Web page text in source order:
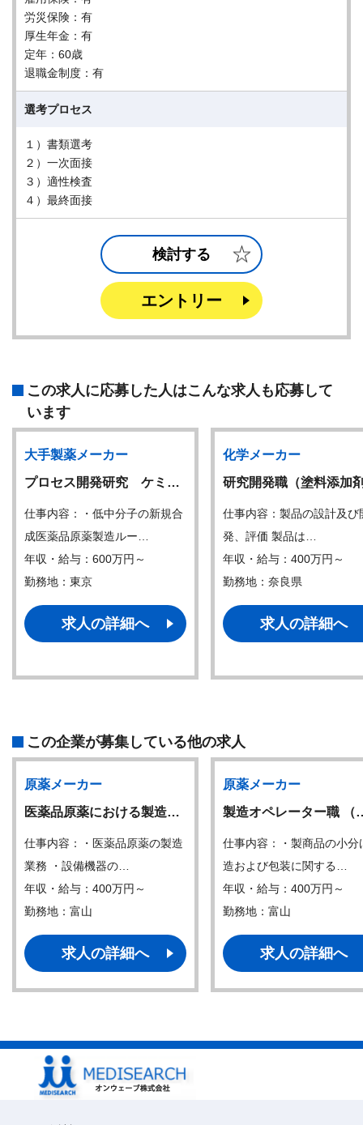
労災保険：有
厚生年金：有
定年：60歳
退職金制度：有
選考プロセス
１）書類選考
２）一次面接
３）適性検査
４）最終面接
検討する
エントリー
この求人に応募した人はこんな求人も応募して
います
大手製薬メーカー
プロセス開発研究 ケミ…
仕事内容：・低中分子の新規合
成医薬品原薬製造ルー…
年収・給与：600万円～
勤務地：東京
求人の詳細へ
化学メーカー
研究開発職（塗料添加
仕事内容：製品の設計及び
発、評価 製品は…
年収・給与：400万円～
勤務地：奈良県
求人の詳細へ
この企業が募集している他の求人
原薬メーカー
医薬品原薬における製造…
仕事内容：・医薬品原薬の製造
業務 ・設備機器の…
年収・給与：400万円～
勤務地：富山
求人の詳細へ
原薬メーカー
製造オペレーター職
仕事内容：・製商品の小分
造および包装に関する…
年収・給与：400万円～
勤務地：富山
求人の詳細へ